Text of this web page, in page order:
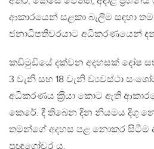
ආකාරයෙන් සළකා බැලීම සඳහා
ජනාධිපතිවරයාට අධිකරණයෙන්
කඩිමුඩියේ දක්වන අදහසක් දෝෂ
3 වැනි සහ 18 වැනි ව්‍යවස්ථා
අධිකරණය ක‍්‍රියා කොට ඇති
කෙරේ. දී තිබෙන දින නියමය දිගු
තමන්ගේ අදහස පළ නොකර සිටීම
ප‍්‍රඥාගෝචර ය.